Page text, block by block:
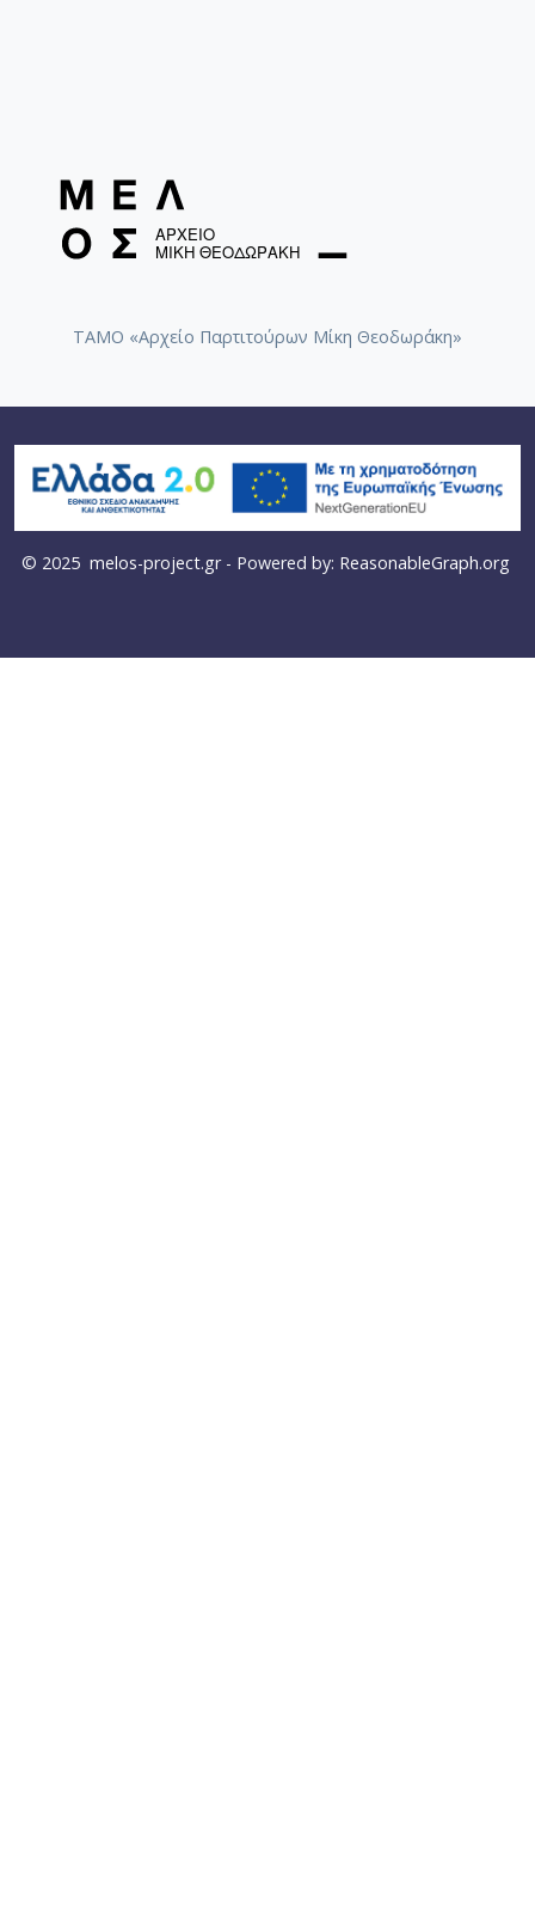
ΤΑΜΟ «Αρχείο Παρτιτούρων Μίκη Θεοδωράκη»
© 2025 melos-project.gr- Powered by: ReasonableGraph.org